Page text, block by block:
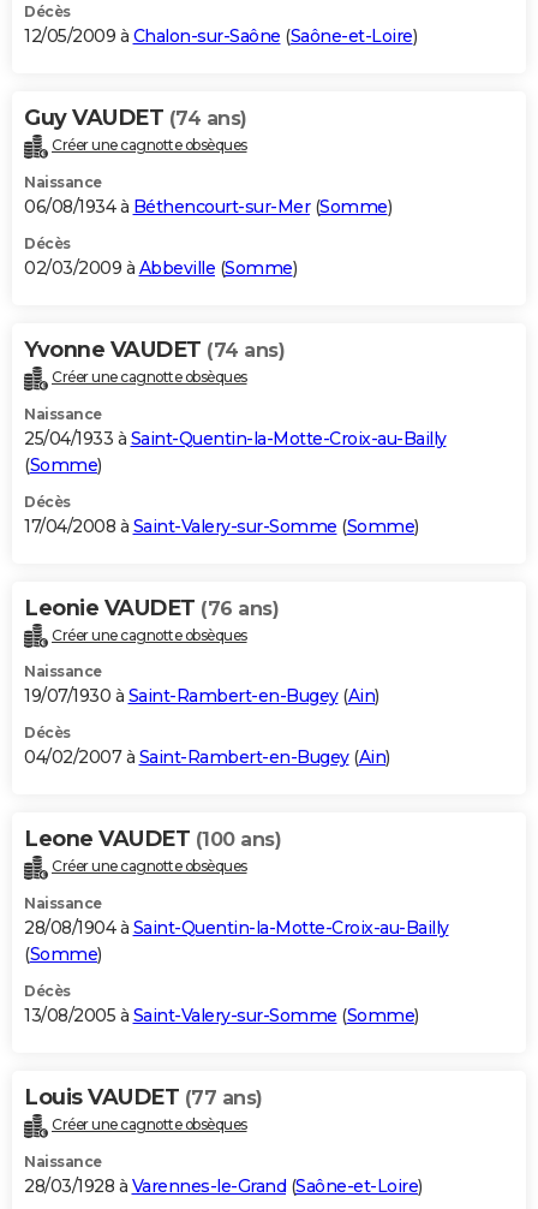
Décès
12/05/2009 à Chalon-sur-Saône (Saône-et-Loire)
Guy VAUDET (74 ans)
Créer une cagnotte obsèques
Naissance
06/08/1934 à Béthencourt-sur-Mer(Somme)
Décès
02/03/2009 à Abbeville (Somme)
Yvonne VAUDET (74 ans)
Créer une cagnotte obsèques
Naissance
25/04/1933 à Saint-Quentin-la-Motte-Croix-au-Bailly
(Somme)
Décès
17/04/2008 à Saint-Valery-sur-Somme (Somme)
Leonie VAUDET (76 ans)
Créer une cagnotte obsèques
Naissance
19/07/1930 à Saint-Rambert-en-Bugey(Ain)
Décès
04/02/2007 à Saint-Rambert-en-Bugey(Ain)
Leone VAUDET (100 ans)
Créer une cagnotte obsèques
Naissance
28/08/1904 à Saint-Quentin-la-Motte-Croix-au-Bailly
(Somme)
Décès
13/08/2005 à Saint-Valery-sur-Somme (Somme)
Louis VAUDET (77 ans)
Créer une cagnotte obsèques
Naissance
28/03/1928 à Varennes-le-Grand (Saône-et-Loire)